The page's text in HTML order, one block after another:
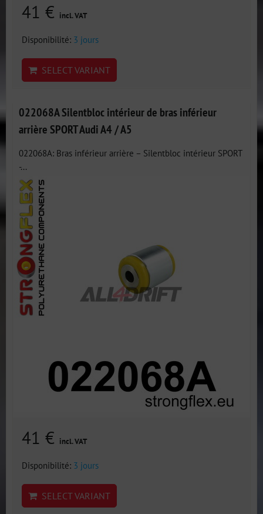
41 € incl. VAT
Disponibilité: 3 jours
SELECT VARIANT
022068A Silentbloc intérieur de bras inférieur
arrière SPORT Audi A4 / A5
022068A: Bras inférieur arrière – Silentbloc intérieur SPORT
-...
41 € incl. VAT
Disponibilité: 3 jours
SELECT VARIANT